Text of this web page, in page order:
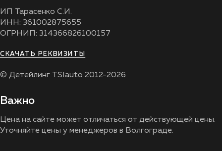
ИП Тарасенко С.И.
ИНН: 361002875655
ОГРНИП: 314366826100157
СКАЧАТЬ РЕКВИЗИТЫ
© Детейлинг TSIauto 2012-2026
Важно
Цена на сайте может отличаться от действующей цены.
Уточняйте цены у менеджеров в Волгограде.